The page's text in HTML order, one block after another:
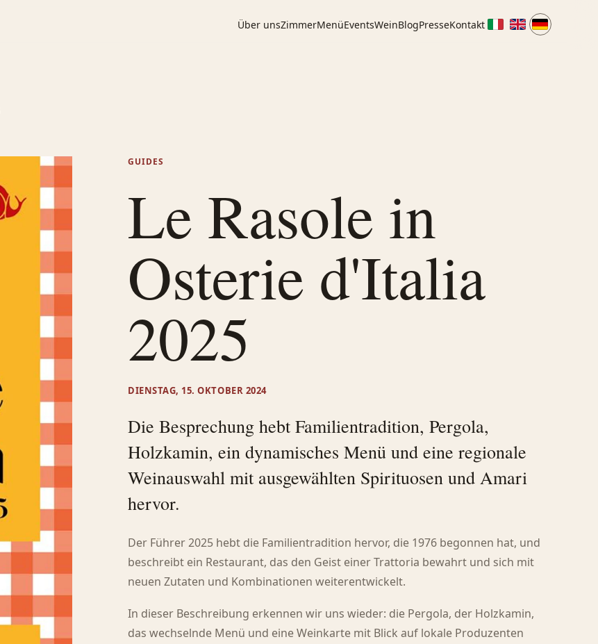
Über unsZimmerMenüEventsWeinBlogPresseKontakt
GUIDES
Le Rasole in
Osterie d'Italia
2025
DIENSTAG, 15. OKTOBER 2024
Die Besprechung hebt Familientradition, Pergola,
Holzkamin, ein dynamisches Menü und eine regionale
Weinauswahl mit ausgewählten Spirituosen und Amari
hervor.
Der Führer 2025 hebt die Familientradition hervor, die 1976 begonnen hat, und
beschreibt ein Restaurant, das den Geist einer Trattoria bewahrt und sich mit
neuen Zutaten und Kombinationen weiterentwickelt.
In dieser Beschreibung erkennen wir uns wieder: die Pergola, der Holzkamin,
das wechselnde Menü und eine Weinkarte mit Blick auf lokale Produzenten